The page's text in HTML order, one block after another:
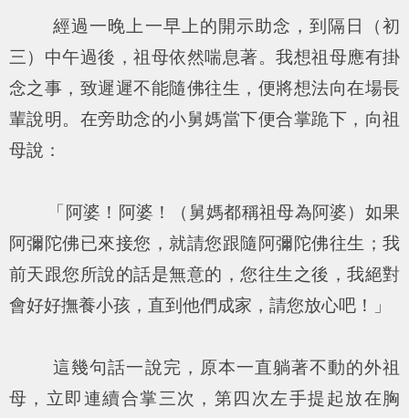
經過一晚上一早上的開示助念，到隔日（初
三）中午過後，祖母依然喘息著。我想祖母應有掛
念之事，致遲遲不能隨佛往生，便將想法向在場長
輩說明。在旁助念的小舅媽當下便合掌跪下，向祖
母說：
「阿婆！阿婆！（舅媽都稱祖母為阿婆）如果
阿彌陀佛已來接您，就請您跟隨阿彌陀佛往生；我
前天跟您所說的話是無意的，您往生之後，我絕對
會好好撫養小孩，直到他們成家，請您放心吧！」
這幾句話一說完，原本一直躺著不動的外祖
母，立即連續合掌三次，第四次左手提起放在胸